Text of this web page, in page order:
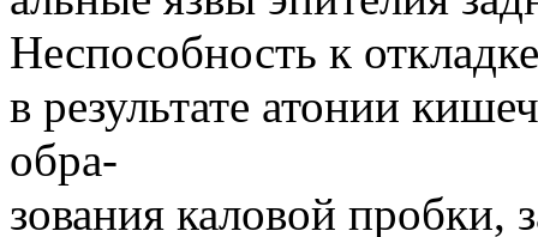
Неспособность к
в результате атонии
обра-
зования каловой пробки,